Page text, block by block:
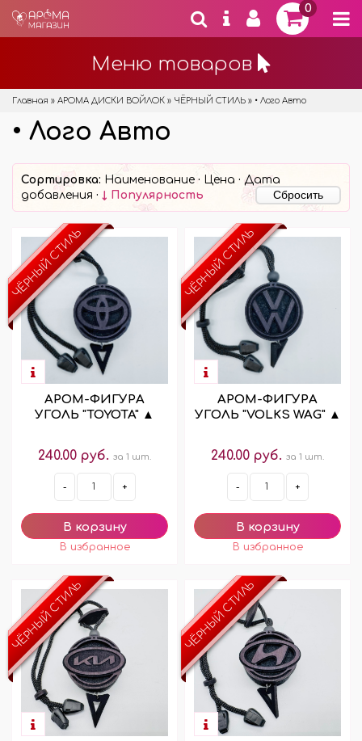
0
Меню товаров
Главная » АРОМА ДИСКИ ВОЙЛОК » ЧЁРНЫЙ СТИЛЬ » • Лого Авто
• Лого Авто
Сортировка: Наименование · Цена · Дата
добавления · ↓ Популярность Сбросить
ЧЁРНЫЙ СТИЛЬ
АРОМ-ФИГУРА
УГОЛЬ "TOYOTA" ▲
240.00 руб. за 1 шт.
- +
ЧЁРНЫЙ СТИЛЬ
АРОМ-ФИГУРА
УГОЛЬ "VOLKS WAG" ▲
240.00 руб. за 1 шт.
- +
ЧЁРНЫЙ СТИЛЬ ЧЁРНЫЙ СТИЛЬ